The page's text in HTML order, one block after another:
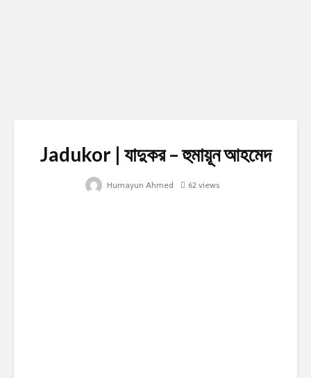
Jadukor | যাদুকর – হুমায়ূন আহমেদ
Humayun Ahmed 62 views